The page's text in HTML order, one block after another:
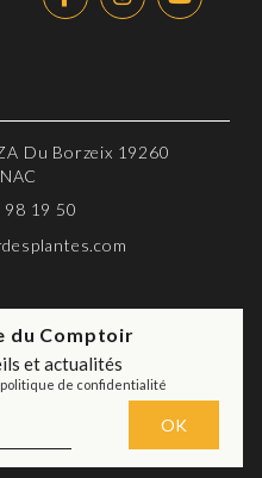
Du Borzeix 19260
98 19 50
du Comptoir
et actualités
politique de confidentialité